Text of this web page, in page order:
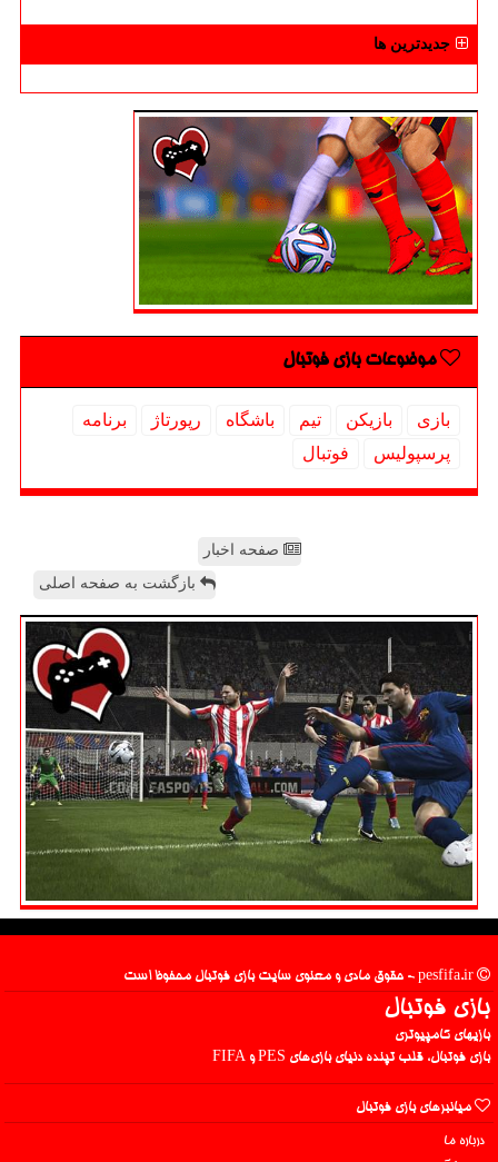
جدیدترین ها
موضوعات بازی فوتبال
بازی بازیكن تیم باشگاه رپورتاژ
برنامه
پرسپولیس
فوتبال
صفحه اخبار
بازگشت به صفحه اصلی
بازی فوتبال
بازیهای کامپیوتری
بازی فوتبال، قلب تپنده دنیای بازی‌های PES و FIFA
میانبرهای بازی فوتبال
درباره ما